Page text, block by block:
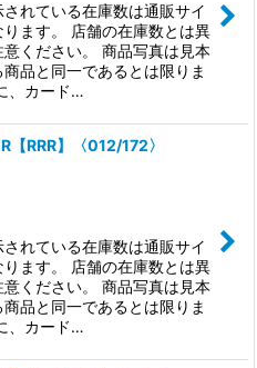
れている在庫数は通販サイ
ります。 店舗の在庫数とは異
ください。 商品写真は見本
品と同一であるとは限りま
、カード…
【RRR】〈012/172〉
れている在庫数は通販サイ
ります。 店舗の在庫数とは異
ください。 商品写真は見本
品と同一であるとは限りま
、カード…